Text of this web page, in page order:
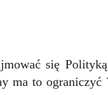
się
ma to